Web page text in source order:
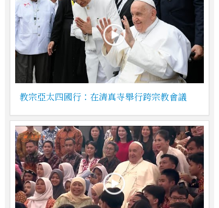
教宗亞太四國行：在清真寺舉行跨宗教會議